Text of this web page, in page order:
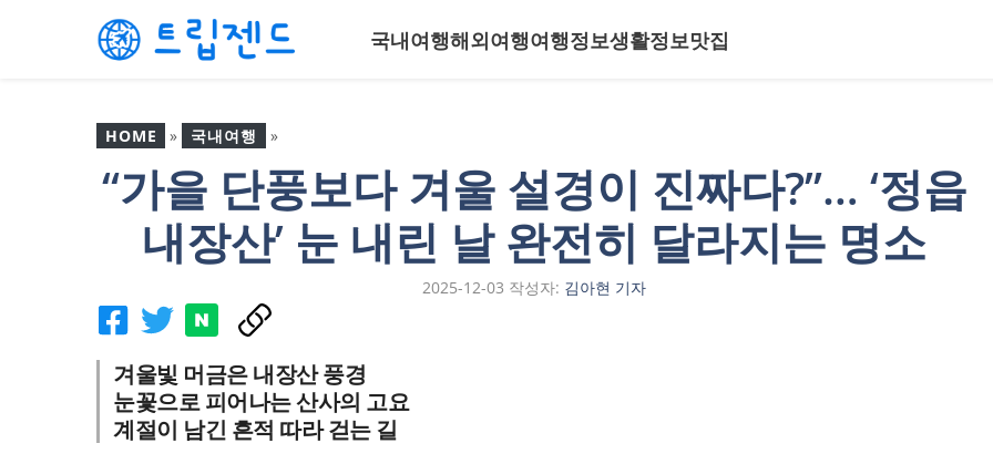
국내여행해외여행여행정보생활정보맛집
HOME » 국내여행 »
“가을 단풍보다 겨울 설경
이 진짜다?”… ‘정읍 내장산’
눈 내린 날 완전히 달라지
는 명소
“가을 단풍보다 겨울 설경이 진짜다?”… ‘정읍
내장산’ 눈 내린 날 완전히 달라지는 명소
2025-12-03 작성자: 김아현 기자
겨울빛 머금은 내장산 풍경
눈꽃으로 피어나는 산사의 고요
계절이 남긴 흔적 따라 걷는 길